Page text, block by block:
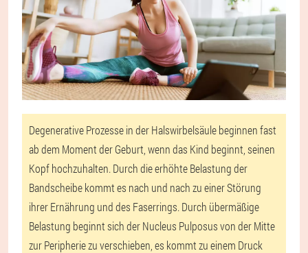
Degenerative Prozesse in der Halswirbelsäule beginnen fast
ab dem Moment der Geburt, wenn das Kind beginnt, seinen
Kopf hochzuhalten. Durch die erhöhte Belastung der
Bandscheibe kommt es nach und nach zu einer Störung
ihrer Ernährung und des Faserrings. Durch übermäßige
Belastung beginnt sich der Nucleus Pulposus von der Mitte
zur Peripherie zu verschieben, es kommt zu einem Druck